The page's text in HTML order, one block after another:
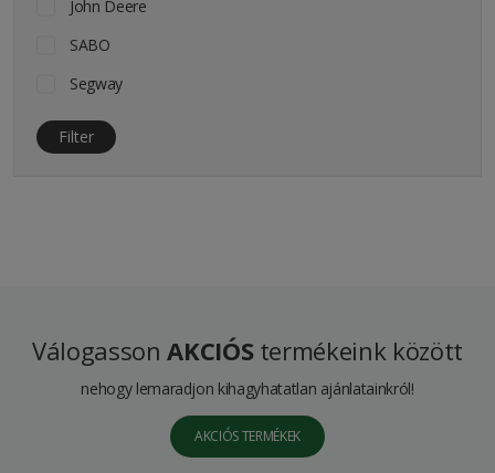
John Deere
SABO
Segway
Filter
VálogassonAKCIÓStermékeink között
nehogy lemaradjon kihagyhatatlan ajánlatainkról!
AKCIÓS TERMÉKEK